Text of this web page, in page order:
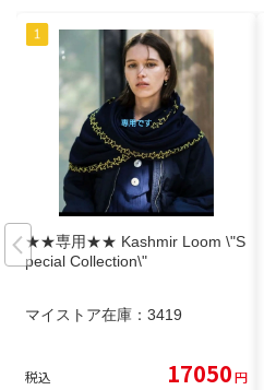
★★専用★★ Kashmir Loom \"S
pecial Collection\"
マイストア在庫： 3419
税込 17050円